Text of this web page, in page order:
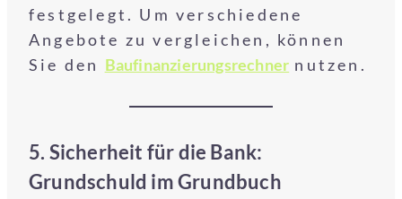
festgelegt. Um verschiedene
Angebote zu vergleichen, können
Sie den Baufinanzierungsrechner nutzen.
5. Sicherheit für die Bank:
Grundschuld im Grundbuch